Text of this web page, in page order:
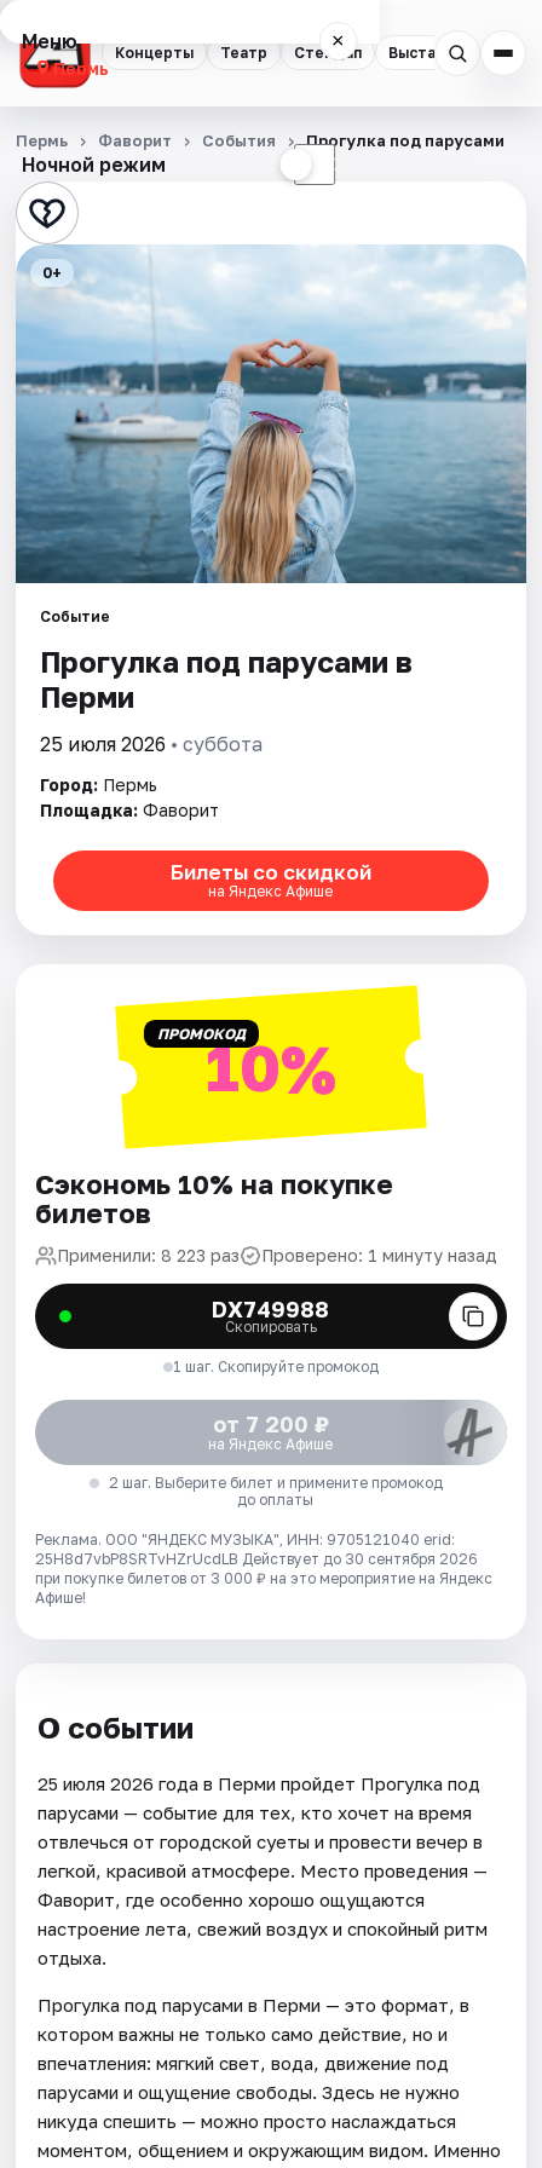
Концерты Театр Стендап Выставки
Меню ×
Пермь
Концерты
Театр
Стендап
Выставки
Экскурсии
Спорт
События
Города
Площадки
Артисты
Ночной режим ☾
Пермь Фаворит События Прогулка под парусами
0+
Событие
Прогулка под парусами в
Перми
25 июля 2026 • суббота
Город: Пермь
Площадка: Фаворит
Билеты со скидкой
на Яндекс Афише
ПРОМОКОД10%
Сэкономь 10% на покупке
билетов
Применили: 8 223 раз Проверено: 1 минуту назад
DX749988
Скопировать
1 шаг. Скопируйте промокод
от 7 200 ₽
на Яндекс Афише
2 шаг. Выберите билет и примените промокод
до оплаты
Реклама. ООО "ЯНДЕКС МУЗЫКА", ИНН: 9705121040 erid:
25H8d7vbP8SRTvHZrUcdLB Действует до 30 сентября 2026
при покупке билетов от 3 000 ₽ на это мероприятие на Яндекс
Афише!
О событии
25 июля 2026 года в Перми пройдет Прогулка под
парусами — событие для тех, кто хочет на время
отвлечься от городской суеты и провести вечер в
легкой, красивой атмосфере. Место проведения —
Фаворит, где особенно хорошо ощущаются
настроение лета, свежий воздух и спокойный ритм
отдыха.
Прогулка под парусами в Перми — это формат, в
котором важны не только само действие, но и
впечатления: мягкий свет, вода, движение под
парусами и ощущение свободы. Здесь не нужно
никуда спешить — можно просто наслаждаться
моментом, общением и окружающим видом. Именно